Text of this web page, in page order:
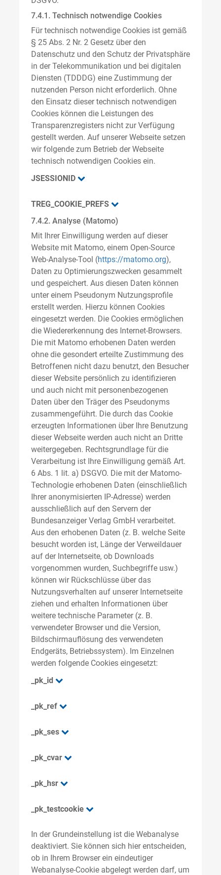
7.4.1. Technisch notwendige Cookies
Für technisch notwendige Cookies ist gemäß
§ 25 Abs. 2 Nr. 2 Gesetz über den
Datenschutz und den Schutz der Privatsphäre
in der Telekommunikation und bei digitalen
Diensten (TDDDG) eine Zustimmung der
nutzenden Person nicht erforderlich. Ohne
den Einsatz dieser technisch notwendigen
Cookies können die Leistungen des
Transparenzregisters nicht zur Verfügung
gestellt werden. Auf unserer Webseite setzen
wir folgende zum Betrieb der Webseite
technisch notwendigen Cookies ein.
JSESSIONID
TREG_COOKIE_PREFS
7.4.2. Analyse (Matomo)
Mit Ihrer Einwilligung werden auf dieser
Website mit Matomo, einem Open-Source
Web-Analyse-Tool (https://matomo.org),
Daten zu Optimierungszwecken gesammelt
und gespeichert. Aus diesen Daten können
unter einem Pseudonym Nutzungsprofile
erstellt werden. Hierzu können Cookies
eingesetzt werden. Die Cookies ermöglichen
die Wiedererkennung des Internet-Browsers.
Die mit Matomo erhobenen Daten werden
ohne die gesondert erteilte Zustimmung des
Betroffenen nicht dazu benutzt, den Besucher
dieser Website persönlich zu identifizieren
und auch nicht mit personenbezogenen
Daten über den Träger des Pseudonyms
zusammengeführt. Die durch das Cookie
erzeugten Informationen über Ihre Benutzung
dieser Webseite werden auch nicht an Dritte
weitergegeben. Rechtsgrundlage für die
Verarbeitung ist Ihre Einwilligung gemäß Art.
6 Abs. 1 lit. a) DSGVO. Die mit der Matomo-
Technologie erhobenen Daten (einschließlich
Ihrer anonymisierten IP-Adresse) werden
ausschließlich auf den Servern der
Bundesanzeiger Verlag GmbH verarbeitet.
Aus den erhobenen Daten (z. B. welche Seite
besucht worden ist, Länge der Verweildauer
auf der Internetseite, ob Downloads
vorgenommen wurden, Suchbegriffe usw.)
können wir Rückschlüsse über das
Nutzungsverhalten auf unserer Internetseite
ziehen und erhalten Informationen über
weitere technische Parameter (z. B.
verwendeter Browser und die Version,
Bildschirmauflösung des verwendeten
Endgeräts, Betriebssystem). Im Einzelnen
werden folgende Cookies eingesetzt:
_pk_id
_pk_ref
_pk_ses
_pk_cvar
_pk_hsr
_pk_testcookie
In der Grundeinstellung ist die Webanalyse
deaktiviert. Sie können sich hier entscheiden,
ob in Ihrem Browser ein eindeutiger
Webanalyse-Cookie abgelegt werden darf, um